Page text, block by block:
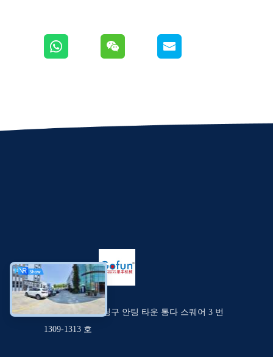
중국 상하이 지 딩구 안팅 타운 통다 스퀘어 3 번
1309-1313 호